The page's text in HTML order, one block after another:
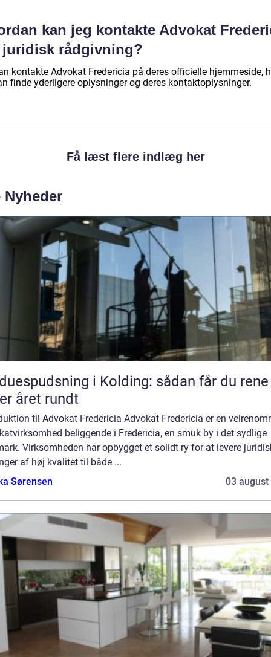
kan jeg kontakte Advokat
rådgivning?
kontakte Advokat Fredericia på deres officielle hjemmeside,
finde yderligere oplysninger og deres kontaktoplysninger.
Få læst flere indlæg her
Nyheder
i Kolding: sådan får du rene
året rundt
til Advokat Fredericia Advokat Fredericia er en
beliggende i Fredericia, en smuk by i det sydlige
Virksomheden har opbygget et solidt ry for at levere
af høj kvalitet til både ...
Sørensen
03 august